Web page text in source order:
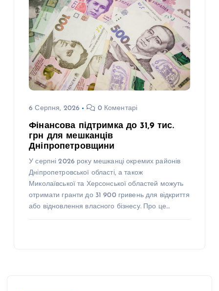
6 Серпня, 2026 0 Коментарі
Фінансова підтримка до 31,9 тис.
грн для мешканців
Дніпропетровщини
У серпні 2026 року мешканці окремих районів
Дніпропетровської області, а також
Миколаївської та Херсонської областей можуть
отримати гранти до 31 900 гривень для відкриття
або відновлення власного бізнесу. Про це…